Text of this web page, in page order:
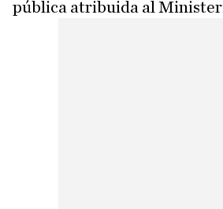
pública atribuida al